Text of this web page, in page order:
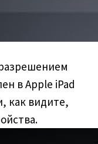
в Apple iPad
как видите,